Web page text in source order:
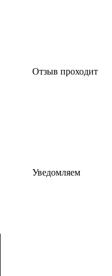
Отзыв проходит
Уведомляем